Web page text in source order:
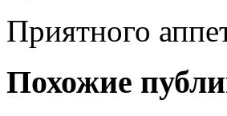
Приятного
Похожие